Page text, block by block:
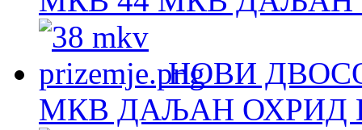
НОВИ
МКВ ДАЉАН ОХРИД